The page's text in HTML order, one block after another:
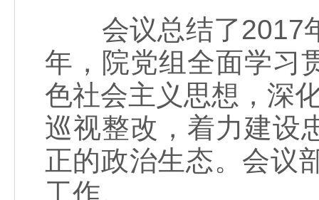
会议总结了2017年
年，院党组全面学习
色社会主义思想，深
巡视整改，着力建设
正的政治生态。会议
工作。